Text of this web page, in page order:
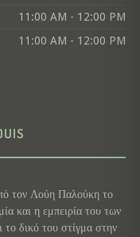
11:00 AM - 12:00 PM
11:00 AM - 12:00 PM
τον Λούη Παλούκη το
και η εμπειρία του των
δικό του στίγμα στην